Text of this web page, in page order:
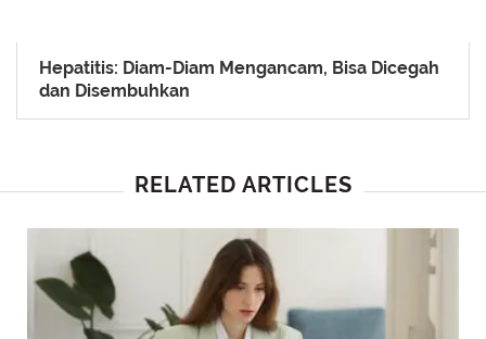
Hepatitis: Diam-Diam Mengancam, Bisa Dicegah
dan Disembuhkan
RELATED ARTICLES